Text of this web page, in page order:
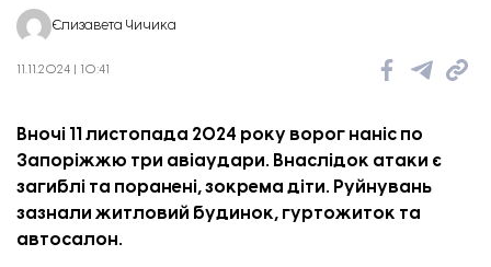
Єлизавета Чичика
11.11.2024 | 10:41
Вночі 11 листопада 2024 року ворог наніс по
Запоріжжю три авіаудари. Внаслідок атаки є
загиблі та поранені, зокрема діти. Руйнувань
зазнали житловий будинок, гуртожиток та
автосалон.